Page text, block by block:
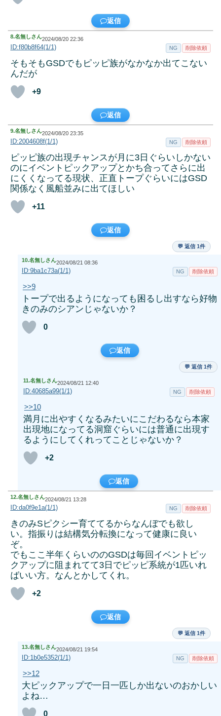
返信
8.名無しさん2024/08/20 22:36
ID:f80b8f64(1/1) NG 削除依頼
そもそもGSDでもピッピ族がなかなか出てこない
んだが
+9
返信
9.名無しさん2024/08/20 23:35
ID:2004608f(1/1) NG 削除依頼
ピッピ族の出現チャンスが月に3日ぐらいしかない
のにイベントピックアップとかち合ってさらに出
にくくなってる現状、正直トープぐらいにはGSD
関係なく風船並みに出てほしい
+11
返信
💬 返信 1件
10.名無しさん2024/08/21 08:36
ID:9ba1c73a(1/1) NG 削除依頼
>>9
トープで出るようになっても困るし出すなら好物
きのみのシアンじゃないか？
0
返信
💬 返信 1件
11.名無しさん2024/08/21 12:40
ID:40685a99(1/1) NG 削除依頼
>>10
満月に出やすくなるみたいにこだわるなら本家
出現地になってる洞窟ぐらいには普通に出現す
るようにしてくれってことじゃないか？
+2
返信
12.名無しさん2024/08/21 13:28
ID:da0f9e1a(1/1) NG 削除依頼
きのみSピクシー育ててるからなんぼでも欲し
い。指振りは結構気分転換になって健康に良い
ぞ。
でもここ半年くらいののGSDは毎回イベントピッ
クアップに阻まれてて3日でピッピ系統が1匹いれ
ばいい方。なんとかしてくれ。
+2
返信
💬 返信 1件
13.名無しさん2024/08/21 19:54
ID:1b0e5352(1/1) NG 削除依頼
>>12
大ピックアップで一日一匹しか出ないのおかしい
よね…
0